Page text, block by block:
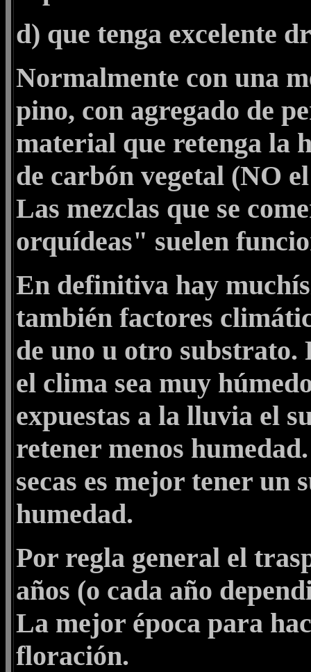
d) que tenga excelente
Normalmente con una
pino, con agregado de
material que retenga la
de carbón vegetal (NO
Las mezclas que se
orquídeas" suelen
En definitiva hay
también factores
de uno u otro substrato.
el clima sea muy
expuestas a la lluvia el
retener menos
secas es mejor tener un
humedad.
Por regla general el
años (o cada año
La mejor época para
floración.